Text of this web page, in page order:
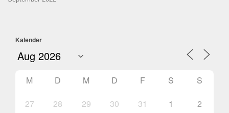
Kalender
M D M D F S
S
27
28 29 30 31 1 2